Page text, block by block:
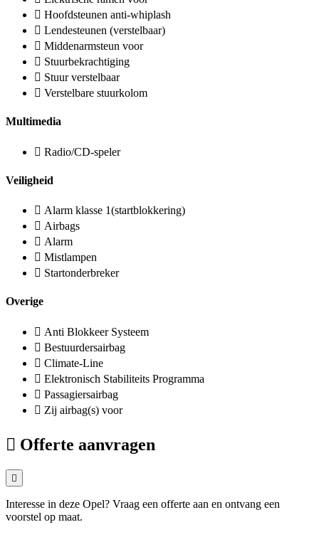
Hoofdsteunen anti-whiplash
Lendesteunen (verstelbaar)
Middenarmsteun voor
Stuurbekrachtiging
Stuur verstelbaar
Verstelbare stuurkolom
Multimedia
Radio/CD-speler
Veiligheid
Alarm klasse 1(startblokkering)
Airbags
Alarm
Mistlampen
Startonderbreker
Overige
Anti Blokkeer Systeem
Bestuurdersairbag
Climate-Line
Elektronisch Stabiliteits Programma
Passagiersairbag
Zij airbag(s) voor
Offerte aanvragen
Interesse in deze Opel? Vraag een offerte aan en ontvang een
voorstel op maat.